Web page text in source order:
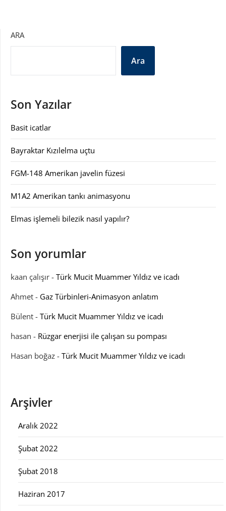
ARA
Ara
Son Yazılar
Basit icatlar
Bayraktar Kızılelma uçtu
FGM-148 Amerikan javelin füzesi
M1A2 Amerikan tankı animasyonu
Elmas işlemeli bilezik nasıl yapılır?
Son yorumlar
kaan çalışır - Türk Mucit Muammer Yıldız ve icadı
Ahmet - Gaz Türbinleri-Animasyon anlatım
Bülent - Türk Mucit Muammer Yıldız ve icadı
hasan - Rüzgar enerjisi ile çalışan su pompası
Hasan boğaz - Türk Mucit Muammer Yıldız ve icadı
Arşivler
Aralık 2022
Şubat 2022
Şubat 2018
Haziran 2017